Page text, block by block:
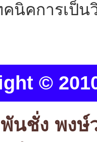
คนิคการเป็
©
นชั่ง พงษ์